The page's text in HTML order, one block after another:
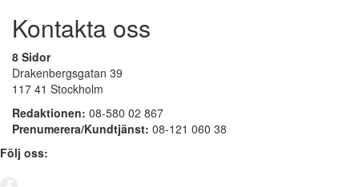
Kontakta oss
8 Sidor
Drakenbergsgatan 39
117 41 Stockholm
Redaktionen: 08-580 02 867
Prenumerera/Kundtjänst: 08-121 060 38
Följ oss: